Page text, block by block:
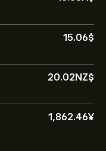
15.06‎$‎
20.02‎NZ$‎
1,862.46‎¥‎